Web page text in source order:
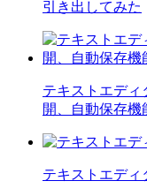
引き出してみた
テキストエディ
開、自動保存
テキストエディ